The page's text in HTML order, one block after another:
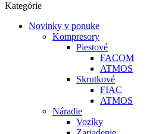
Kategórie
Novinky v ponuke
Kompresory
Piestové
FACOM
ATMOS
Skrutkové
FIAC
ATMOS
Náradie
Vozíky